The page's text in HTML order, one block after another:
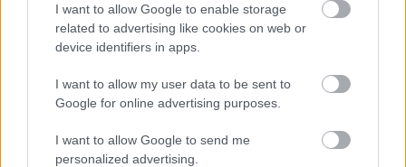
I want to allow Google to enable storage
related to advertising like cookies on web or
device identifiers in apps.
I want to allow my user data to be sent to
Google for online advertising purposes.
I want to allow Google to send me
personalized advertising.
πλατάνια, τα πεσμένα φύλλα στα πέτρινα καλντερίμια,
τα δάση οξιάς και καστανιάς φτιάχνουν ονειρική
και της περιπέτειας, οικογένειες, παρέες και ζευγάρια
ανακαλύπτουν στα χωριά του Πηλίου τον δικό τους
παράδεισο.